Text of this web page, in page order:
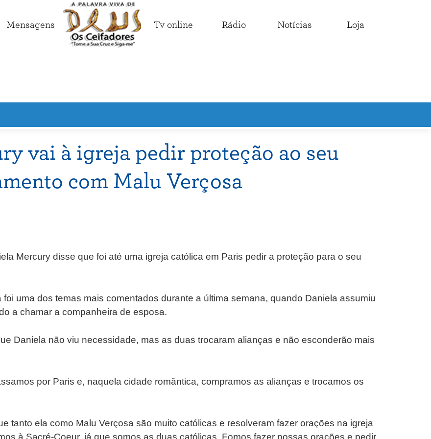
Mensagens Tv online Rádio Notícias Loja
vai à igreja pedir proteção ao seu
com Malu Verçosa
Mercury disse que foi até uma igreja católica em Paris pedir a proteção para o seu
uma dos temas mais comentados durante a última semana, quando Daniela assumiu
a chamar a companheira de esposa.
Daniela não viu necessidade, mas as duas trocaram alianças e não esconderão mais
por Paris e, naquela cidade romântica, compramos as alianças e trocamos os
tanto ela como Malu Verçosa são muito católicas e resolveram fazer orações na igreja
à Sacré-Coeur, já que somos as duas católicas. Fomos fazer nossas orações e pedir